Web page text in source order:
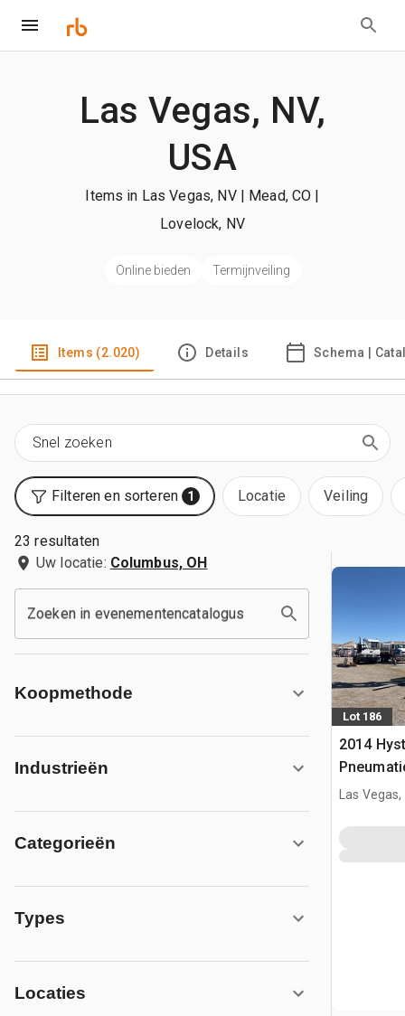
Las Vegas, NV,
USA
Items in Las Vegas, NV | Mead, CO |
Lovelock, NV
Online bieden Termijnveiling
Items (2.020) Details Schema |
Filteren en sorteren 1 Locatie Veiling
23 resultaten
Uw locatie: Columbus, OH
Zoeken in evenementencatalogus
Koopmethode
Industrieën
Categorieën
Types
Locaties
Lot 186
2014
Las Vegas,